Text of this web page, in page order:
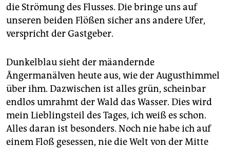
die Strömung des Flusses. Die bringe uns auf
unseren beiden Flößen sicher ans andere Ufer,
verspricht der Gastgeber.
Dunkelblau sieht der mäandernde
Ångermanälven heute aus, wie der Augusthimmel
über ihm. Dazwischen ist alles grün, scheinbar
endlos umrahmt der Wald das Wasser. Dies wird
mein Lieblingsteil des Tages, ich weiß es schon.
Alles daran ist besonders. Noch nie habe ich auf
einem Floß gesessen, nie die Welt von der Mitte